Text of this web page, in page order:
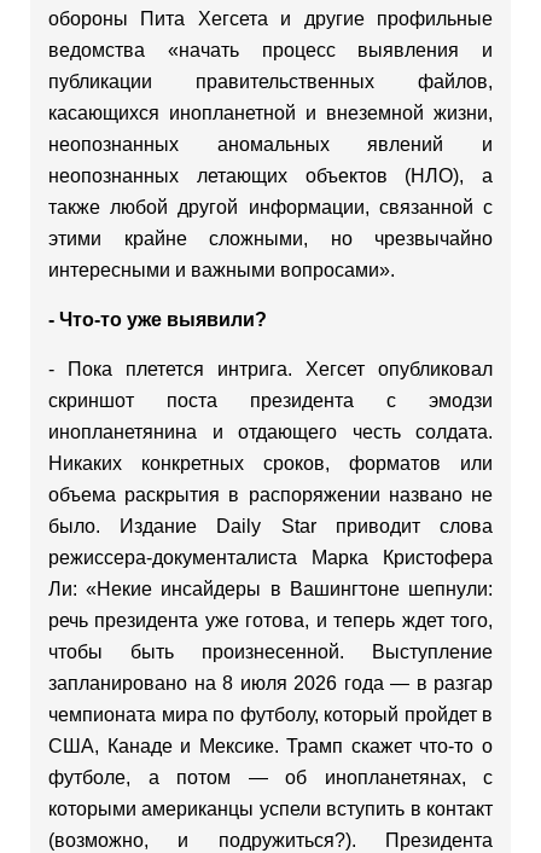
обороны Пита Хегсета и другие профильные
ведомства «начать процесс выявления и
публикации правительственных файлов,
касающихся инопланетной и внеземной жизни,
неопознанных аномальных явлений и
неопознанных летающих объектов (НЛО), а
также любой другой информации, связанной с
этими крайне сложными, но чрезвычайно
интересными и важными вопросами».
- Что-то уже выявили?
- Пока плетется интрига. Хегсет опубликовал
скриншот поста президента с эмодзи
инопланетянина и отдающего честь солдата.
Никаких конкретных сроков, форматов или
объема раскрытия в распоряжении названо не
было. Издание Daily Star приводит слова
режиссера-документалиста Марка Кристофера
Ли: «Некие инсайдеры в Вашингтоне шепнули:
речь президента уже готова, и теперь ждет того,
чтобы быть произнесенной. Выступление
запланировано на 8 июля 2026 года — в разгар
чемпионата мира по футболу, который пройдет в
США, Канаде и Мексике. Трамп скажет что-то о
футболе, а потом — об инопланетянах, с
которыми американцы успели вступить в контакт
(возможно, и подружиться?). Президента